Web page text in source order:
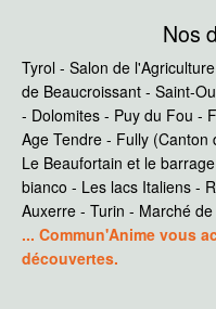
Nos
Tyrol - Salon de
de Beaucroissant - Saint-
- Dolomites - Puy du Fou -
Age Tendre - Fully (Canton
Le Beaufortain et le
bianco - Les lacs Italiens -
Auxerre - Turin - Marché
... Commun'Anime vous
découvertes.